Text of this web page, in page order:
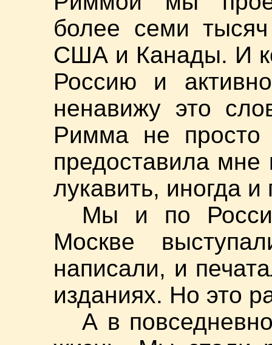
более семи
США и Канады. И
Россию и
ненавижу это
Римма не
предоставила
лукавить, иногда
Мы и по
Москве
написали, и
изданиях. Но это
А в